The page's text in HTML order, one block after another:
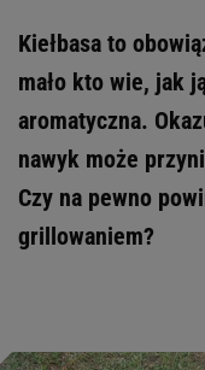
Kiełbasa to
mało kto wie, jak
aromatyczna.
nawyk może
Czy na pewno
grillowaniem?